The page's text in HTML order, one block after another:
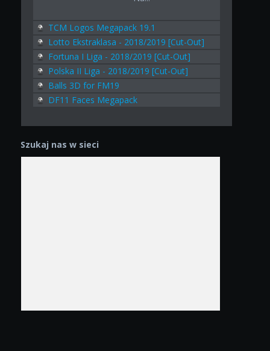
TCM Logos Megapack 19.1
Lotto Ekstraklasa - 2018/2019 [Cut-Out]
Fortuna I Liga - 2018/2019 [Cut-Out]
Polska II Liga - 2018/2019 [Cut-Out]
Balls 3D for FM19
DF11 Faces Megapack
Szukaj nas w sieci